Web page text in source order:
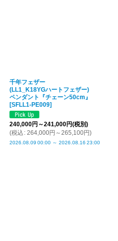
千年フェザー
(LL1_K18YGハートフェザー)
ペンダント『チェーン50cm』
[SFLL1-PE009]
240,000円 ～241,000円(税別)
(税込 : 264,000円 ～265,100円)
2026.08.09 00:00 ～ 2026.08.16 23:00